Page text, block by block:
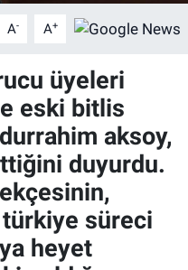
A- A+
üyeleri
eski bitlis
aksoy,
duyurdu.
süreci
heyet